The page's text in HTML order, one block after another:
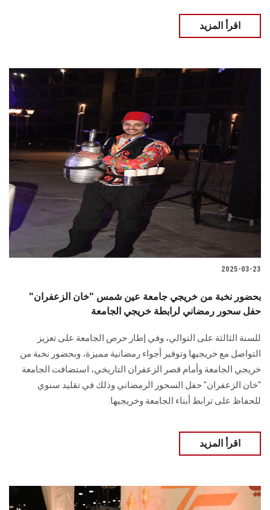
اقرأ المزيد
2025-03-23
بحضور نخبة من خريجي جامعة عين شمس "خان الزعفران"
حفل سحور رمضاني لرابطة خريجي الجامعة
للسنة الثالثة على التوالي، وفي إطار حرص الجامعة على تعزيز
التواصل مع خريجيها وتوفير أجواء رمضانية مميزة، وبحضور نخبة من
خريجي الجامعة وأمام قصر الزعفران التاريخي، استضافت الجامعة
"خان الزعفران" حفل السحور الرمضاني وذلك في تقليد سنوي
للحفاظ على ترابط أبناء الجامعة وخريجيها.
اقرأ المزيد